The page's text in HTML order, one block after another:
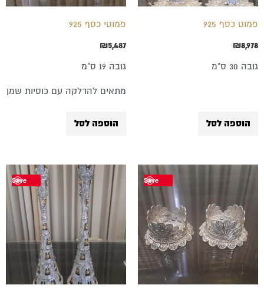
פמוט כסף 925
₪8,978
גובה 30 ס"מ
הוספה לסל
פמוטי כסף 925
₪5,487
גובה 19 ס"מ
מתאים להדלקה עם כוסיות שמן
הוספה לסל
Save
Save